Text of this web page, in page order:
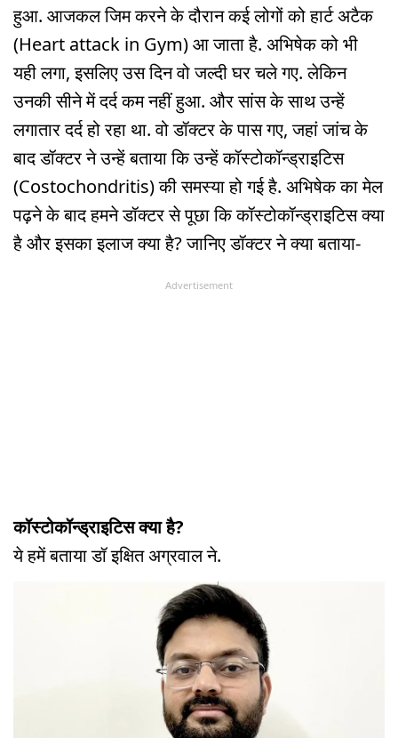
हुआ. आजकल जिम करने के दौरान कई लोगों को हार्ट अटैक
(Heart attack in Gym) आ जाता है. अभिषेक को भी
यही लगा, इसलिए उस दिन वो जल्दी घर चले गए. लेकिन
उनकी सीने में दर्द कम नहीं हुआ. और सांस के साथ उन्हें
लगातार दर्द हो रहा था. वो डॉक्टर के पास गए, जहां जांच के
बाद डॉक्टर ने उन्हें बताया कि उन्हें कॉस्टोकॉन्ड्राइटिस
(Costochondritis) की समस्या हो गई है. अभिषेक का मेल
पढ़ने के बाद हमने डॉक्टर से पूछा कि कॉस्टोकॉन्ड्राइटिस क्या
है और इसका इलाज क्या है? जानिए डॉक्टर ने क्या बताया-
Advertisement
कॉस्टोकॉन्ड्राइटिस क्या है?
ये हमें बताया डॉ इक्षित अग्रवाल ने.